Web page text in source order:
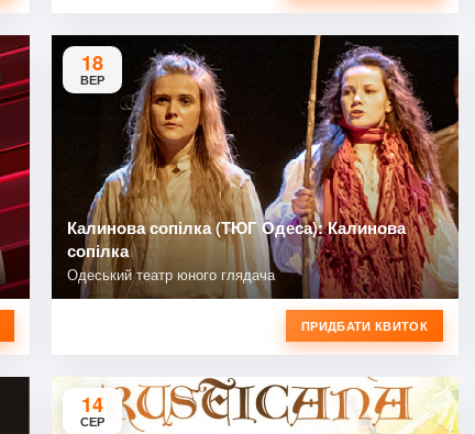
18
ВЕР
Калинова сопілка (ТЮГ Одеса): Калинова
сопілка
Одеський театр юного глядача
ПРИДБАТИ КВИТОК
14
СЕР